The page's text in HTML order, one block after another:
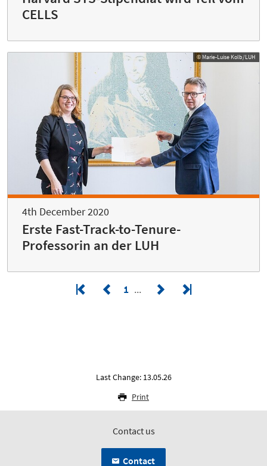
CELLS
© Marie-Luise Kolb/LUH
4th December 2020
Erste Fast-Track-to-Tenure-
Professorin an der LUH
1
Last Change: 13.05.26
Print
Contact us
Contact